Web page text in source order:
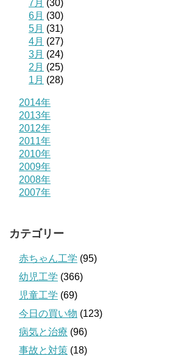
7月 (30)
6月 (30)
5月 (31)
4月 (27)
3月 (24)
2月 (25)
1月 (28)
2014年
2013年
2012年
2011年
2010年
2009年
2008年
2007年
カテゴリー
赤ちゃん工学 (95)
幼児工学 (366)
児童工学 (69)
今日の買い物 (123)
病気と治療 (96)
事故と対策 (18)